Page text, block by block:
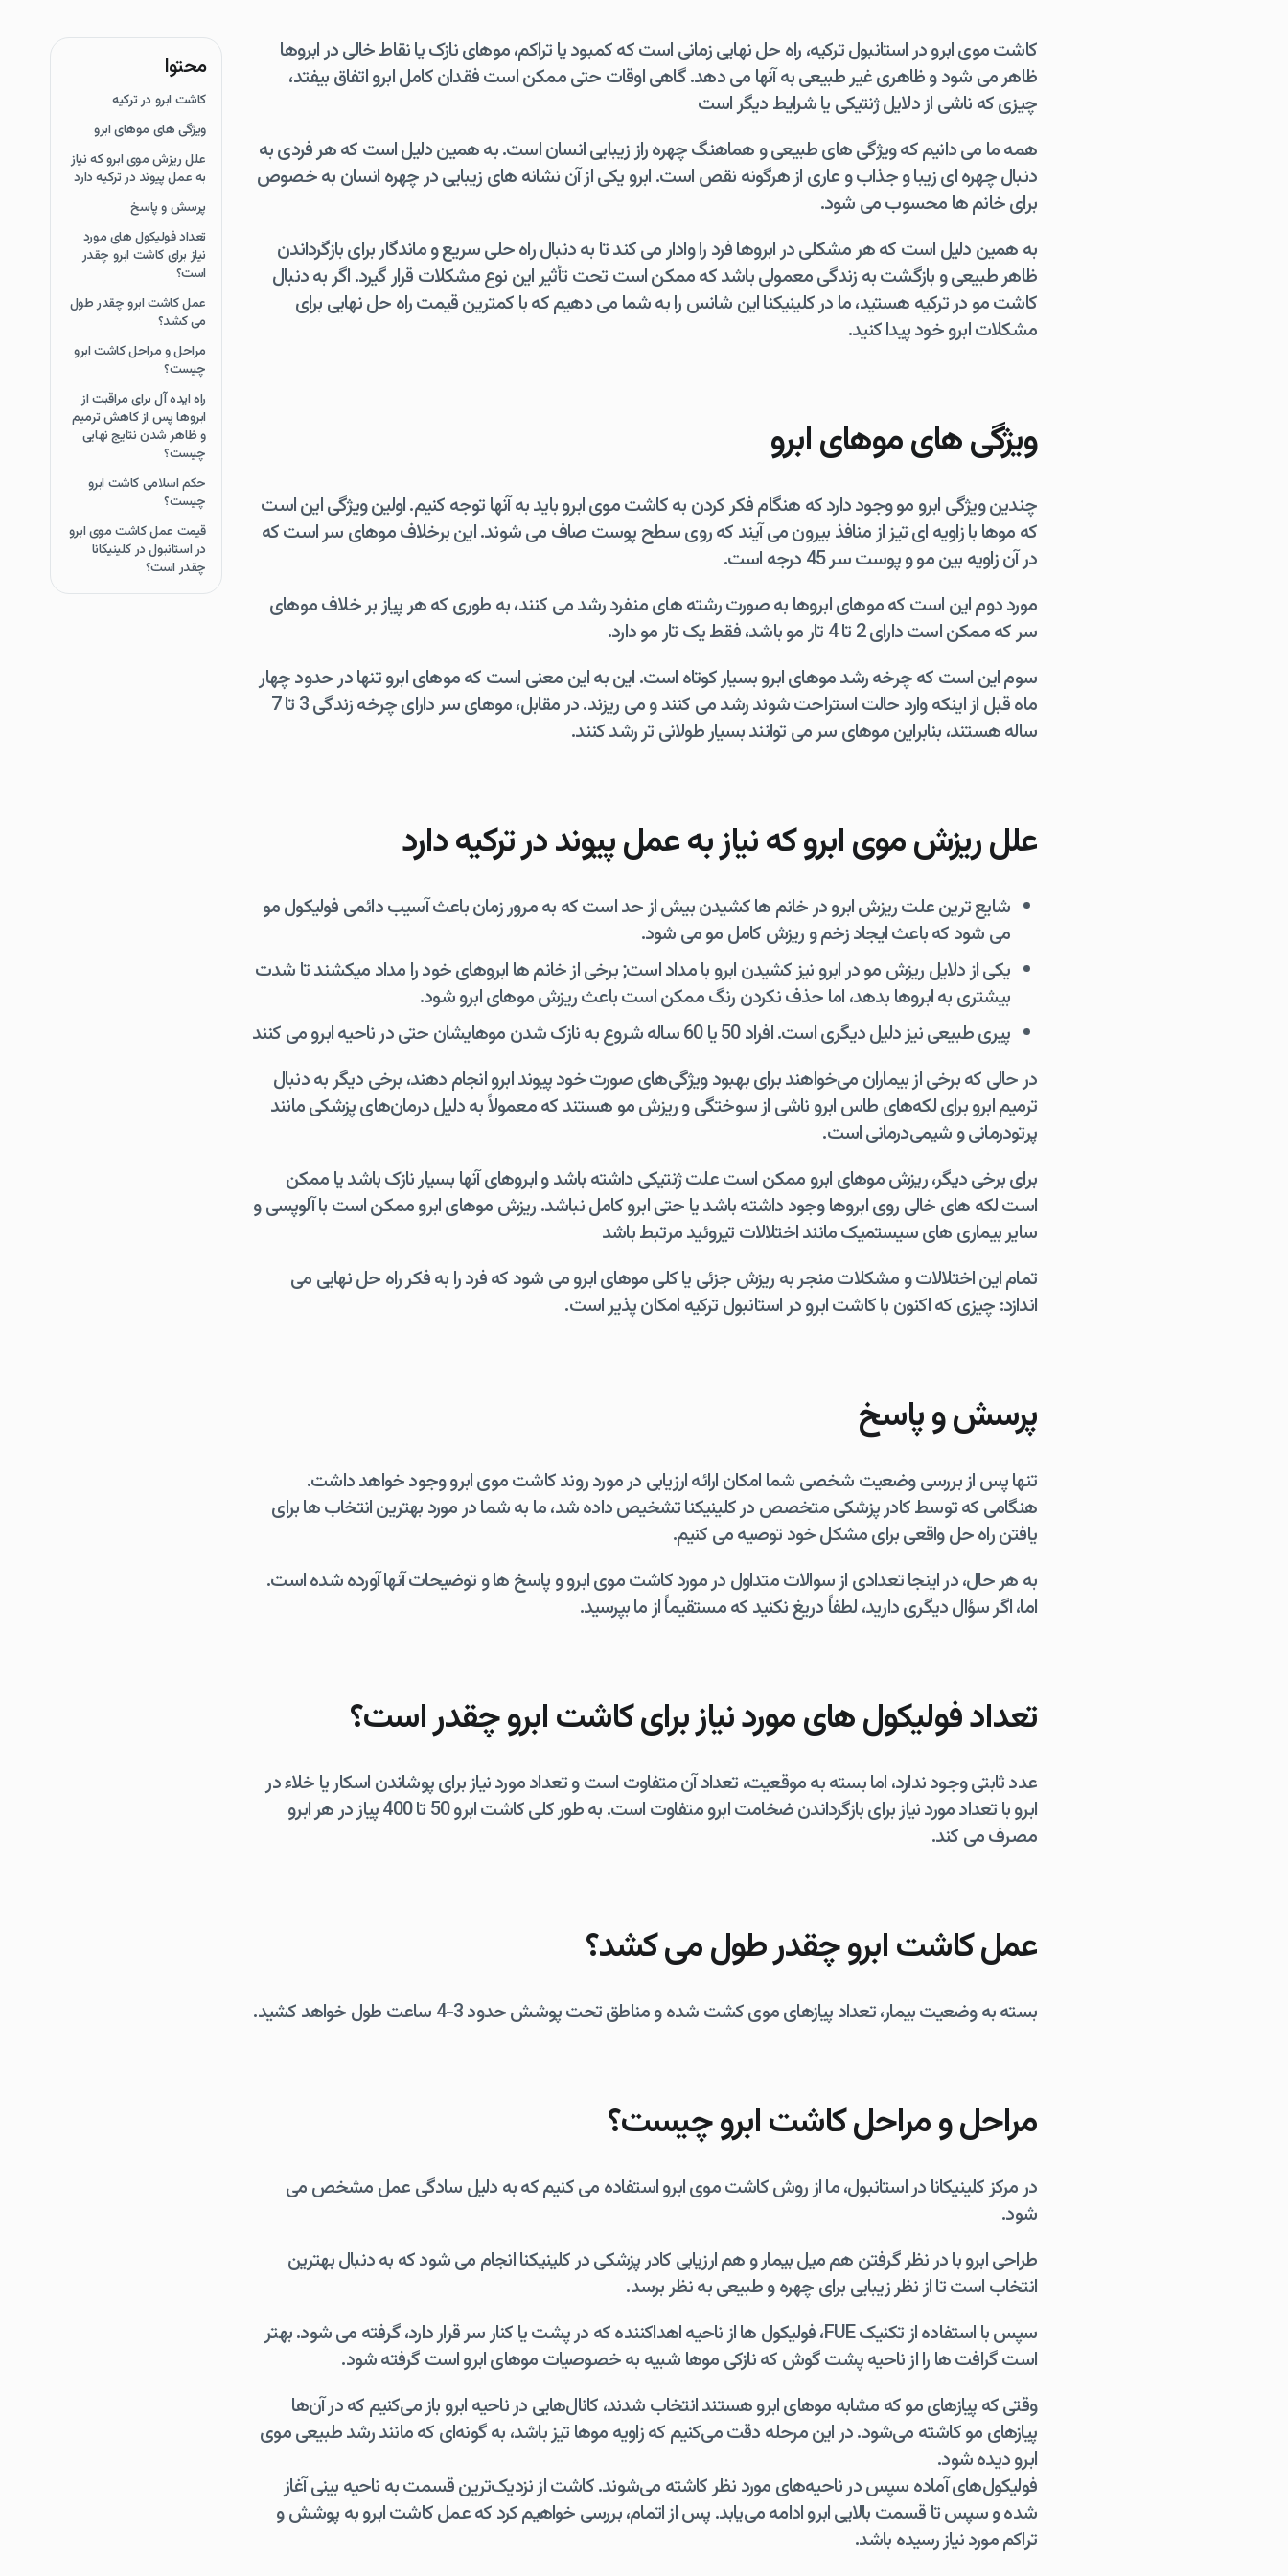
محتوا
کاشت ابرو در ترکیه
ویژگی های موهای ابرو
علل ریزش موی ابرو که نیاز
به عمل پیوند در ترکیه دارد
پرسش و پاسخ
تعداد فولیکول های مورد
نیاز برای کاشت ابرو چقدر
است؟
عمل کاشت ابرو چقدر طول
می کشد؟
مراحل و مراحل کاشت ابرو
چیست؟
راه ایده آل برای مراقبت از
ابروها پس از کاهش ترمیم
و ظاهر شدن نتایج نهایی
چیست؟
حکم اسلامی کاشت ابرو
چیست؟
قیمت عمل کاشت موی ابرو
در استانبول در کلینیکانا
چقدر است؟
کاشت موی ابرو در استانبول ترکیه، راه حل نهایی زمانی است که کمبود یا تراکم، موهای نازک یا نقاط خالی در ابروها
ظاهر می شود و ظاهری غیر طبیعی به آنها می دهد. گاهی اوقات حتی ممکن است فقدان کامل ابرو اتفاق بیفتد،
چیزی که ناشی از دلایل ژنتیکی یا شرایط دیگر است
همه ما می دانیم که ویژگی های طبیعی و هماهنگ چهره راز زیبایی انسان است. به همین دلیل است که هر فردی به
دنبال چهره ای زیبا و جذاب و عاری از هرگونه نقص است. ابرو یکی از آن نشانه های زیبایی در چهره انسان به خصوص
برای خانم ها محسوب می شود.
به همین دلیل است که هر مشکلی در ابروها فرد را وادار می کند تا به دنبال راه حلی سریع و ماندگار برای بازگرداندن
ظاهر طبیعی و بازگشت به زندگی معمولی باشد که ممکن است تحت تأثیر این نوع مشکلات قرار گیرد. اگر به دنبال
کاشت مو در ترکیه هستید، ما در کلینیکنا این شانس را به شما می دهیم که با کمترین قیمت راه حل نهایی برای
مشکلات ابرو خود پیدا کنید.
ویژگی های موهای ابرو
چندین ویژگی ابرو مو وجود دارد که هنگام فکر کردن به کاشت موی ابرو باید به آنها توجه کنیم. اولین ویژگی این است
که موها با زاویه ای تیز از منافذ بیرون می آیند که روی سطح پوست صاف می شوند. این برخلاف موهای سر است که
در آن زاویه بین مو و پوست سر 45 درجه است.
مورد دوم این است که موهای ابروها به صورت رشته های منفرد رشد می کنند، به طوری که هر پیاز بر خلاف موهای
سر که ممکن است دارای 2 تا 4 تار مو باشد، فقط یک تار مو دارد.
سوم این است که چرخه رشد موهای ابرو بسیار کوتاه است. این به این معنی است که موهای ابرو تنها در حدود چهار
ماه قبل از اینکه وارد حالت استراحت شوند رشد می کنند و می ریزند. در مقابل، موهای سر دارای چرخه زندگی 3 تا 7
ساله هستند، بنابراین موهای سر می توانند بسیار طولانی تر رشد کنند.
علل ریزش موی ابرو که نیاز به عمل پیوند در ترکیه دارد
شایع ترین علت ریزش ابرو در خانم ها کشیدن بیش از حد است که به مرور زمان باعث آسیب دائمی فولیکول مو
می شود که باعث ایجاد زخم و ریزش کامل مو می شود.
یکی از دلایل ریزش مو در ابرو نیز کشیدن ابرو با مداد است; برخی از خانم ها ابروهای خود را مداد میکشند تا شدت
بیشتری به ابروها بدهد، اما حذف نکردن رنگ ممکن است باعث ریزش موهای ابرو شود.
پیری طبیعی نیز دلیل دیگری است. افراد 50 یا 60 ساله شروع به نازک شدن موهایشان حتی در ناحیه ابرو می کنند
در حالی که برخی از بیماران می‌خواهند برای بهبود ویژگی‌های صورت خود پیوند ابرو انجام دهند، برخی دیگر به دنبال
ترمیم ابرو برای لکه‌های طاس ابرو ناشی از سوختگی و ریزش مو هستند که معمولاً به دلیل درمان‌های پزشکی مانند
پرتودرمانی و شیمی‌درمانی است.
برای برخی دیگر، ریزش موهای ابرو ممکن است علت ژنتیکی داشته باشد و ابروهای آنها بسیار نازک باشد یا ممکن
است لکه های خالی روی ابروها وجود داشته باشد یا حتی ابرو کامل نباشد. ریزش موهای ابرو ممکن است با آلوپسی و
سایر بیماری های سیستمیک مانند اختلالات تیروئید مرتبط باشد
تمام این اختلالات و مشکلات منجر به ریزش جزئی یا کلی موهای ابرو می شود که فرد را به فکر راه حل نهایی می
اندازد: چیزی که اکنون با کاشت ابرو در استانبول ترکیه امکان پذیر است.
پرسش و پاسخ
تنها پس از بررسی وضعیت شخصی شما امکان ارائه ارزیابی در مورد روند کاشت موی ابرو وجود خواهد داشت.
هنگامی که توسط کادر پزشکی متخصص در کلینیکنا تشخیص داده شد، ما به شما در مورد بهترین انتخاب ها برای
یافتن راه حل واقعی برای مشکل خود توصیه می کنیم.
به هر حال، در اینجا تعدادی از سوالات متداول در مورد کاشت موی ابرو و پاسخ ها و توضیحات آنها آورده شده است.
اما، اگر سؤال دیگری دارید، لطفاً دریغ نکنید که مستقیماً از ما بپرسید.
تعداد فولیکول های مورد نیاز برای کاشت ابرو چقدر است؟
عدد ثابتی وجود ندارد، اما بسته به موقعیت، تعداد آن متفاوت است و تعداد مورد نیاز برای پوشاندن اسکار یا خلاء در
ابرو با تعداد مورد نیاز برای بازگرداندن ضخامت ابرو متفاوت است. به طور کلی کاشت ابرو 50 تا 400 پیاز در هر ابرو
مصرف می کند.
عمل کاشت ابرو چقدر طول می کشد؟
بسته به وضعیت بیمار، تعداد پیازهای موی کشت شده و مناطق تحت پوشش حدود 3-4 ساعت طول خواهد کشید.
مراحل و مراحل کاشت ابرو چیست؟
در مرکز کلینیکانا در استانبول، ما از روش کاشت موی ابرو استفاده می کنیم که به دلیل سادگی عمل مشخص می
شود.
طراحی ابرو با در نظر گرفتن هم میل بیمار و هم ارزیابی کادر پزشکی در کلینیکنا انجام می شود که به دنبال بهترین
انتخاب است تا از نظر زیبایی برای چهره و طبیعی به نظر برسد.
سپس با استفاده از تکنیک FUE، فولیکول ها از ناحیه اهداکننده که در پشت یا کنار سر قرار دارد، گرفته می شود. بهتر
است گرافت ها را از ناحیه پشت گوش که نازکی موها شبیه به خصوصیات موهای ابرو است گرفته شود.
وقتی که پیازهای مو که مشابه موهای ابرو هستند انتخاب شدند، کانال‌هایی در ناحیه ابرو باز می‌کنیم که در آن‌ها
پیازهای مو کاشته می‌شود. در این مرحله دقت می‌کنیم که زاویه موها تیز باشد، به گونه‌ای که مانند رشد طبیعی موی
ابرو دیده شود.
فولیکول‌های آماده سپس در ناحیه‌های مورد نظر کاشته می‌شوند. کاشت از نزدیک‌ترین قسمت به ناحیه بینی آغاز
شده و سپس تا قسمت بالایی ابرو ادامه می‌یابد. پس از اتمام، بررسی خواهیم کرد که عمل کاشت ابرو به پوشش و
تراکم مورد نیاز رسیده باشد.